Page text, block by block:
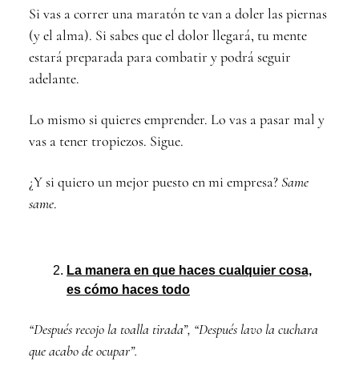
Si vas a correr una maratón te van a doler las piernas
(y el alma). Si sabes que el dolor llegará, tu mente
estará preparada para combatir y podrá seguir
adelante.
Lo mismo si quieres emprender. Lo vas a pasar mal y
vas a tener tropiezos. Sigue.
¿Y si quiero un mejor puesto en mi empresa?Same
same.
La manera en que haces cualquier cosa,
es cómo haces todo
“Después recojo la toalla tirada”, “Después lavo la cuchara
que acabo de ocupar”.